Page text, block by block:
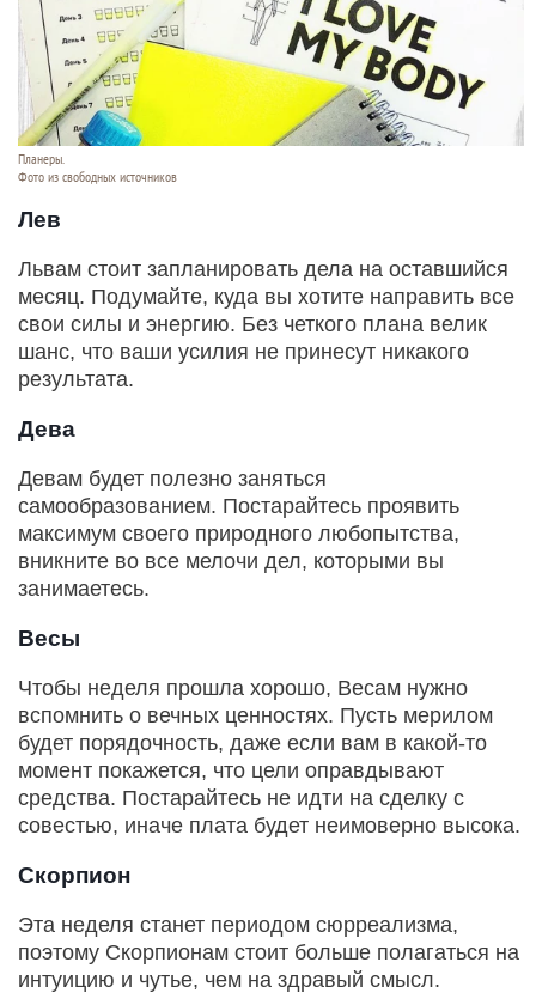
Планеры.
Фото из свободных источников
Лев
Львам стоит запланировать дела на оставшийся
месяц. Подумайте, куда вы хотите направить все
свои силы и энергию. Без четкого плана велик
шанс, что ваши усилия не принесут никакого
результата.
Дева
Девам будет полезно заняться
самообразованием. Постарайтесь проявить
максимум своего природного любопытства,
вникните во все мелочи дел, которыми вы
занимаетесь.
Весы
Чтобы неделя прошла хорошо, Весам нужно
вспомнить о вечных ценностях. Пусть мерилом
будет порядочность, даже если вам в какой-то
момент покажется, что цели оправдывают
средства. Постарайтесь не идти на сделку с
совестью, иначе плата будет неимоверно высока.
Скорпион
Эта неделя станет периодом сюрреализма,
поэтому Скорпионам стоит больше полагаться на
интуицию и чутье, чем на здравый смысл.